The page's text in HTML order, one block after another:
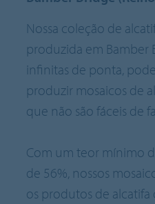
Nossa coleção de
produzida em Bamber
infinitas de ponta,
produzir mosaicos de
que não são fáceis de
Com um teor mínimo
de 56%, nossos
os produtos de